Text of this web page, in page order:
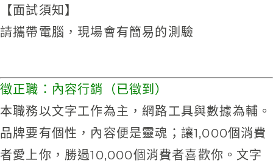
【面試須知】
請攜帶電腦，現場會有簡易的測驗
徵正職：內容行銷（已徵到）
本職務以文字工作為主，網路工具與數據為輔。
品牌要有個性，內容便是靈魂；讓1,000個消費
者愛上你，勝過10,000個消費者喜歡你。文字